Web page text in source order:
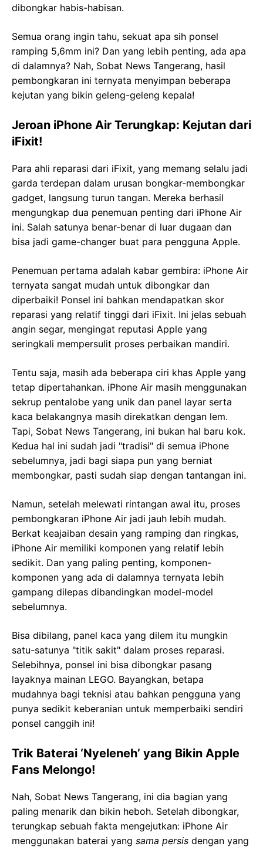
dibongkar habis-habisan.
Semua orang ingin tahu, sekuat apa sih ponsel
ramping 5,6mm ini? Dan yang lebih penting, ada apa
di dalamnya? Nah, Sobat News Tangerang, hasil
pembongkaran ini ternyata menyimpan beberapa
kejutan yang bikin geleng-geleng kepala!
Jeroan iPhone Air Terungkap: Kejutan dari
iFixit!
Para ahli reparasi dari iFixit, yang memang selalu jadi
garda terdepan dalam urusan bongkar-membongkar
gadget, langsung turun tangan. Mereka berhasil
mengungkap dua penemuan penting dari iPhone Air
ini. Salah satunya benar-benar di luar dugaan dan
bisa jadi game-changer buat para pengguna Apple.
Penemuan pertama adalah kabar gembira: iPhone Air
ternyata sangat mudah untuk dibongkar dan
diperbaiki! Ponsel ini bahkan mendapatkan skor
reparasi yang relatif tinggi dari iFixit. Ini jelas sebuah
angin segar, mengingat reputasi Apple yang
seringkali mempersulit proses perbaikan mandiri.
Tentu saja, masih ada beberapa ciri khas Apple yang
tetap dipertahankan. iPhone Air masih menggunakan
sekrup pentalobe yang unik dan panel layar serta
kaca belakangnya masih direkatkan dengan lem.
Tapi, Sobat News Tangerang, ini bukan hal baru kok.
Kedua hal ini sudah jadi "tradisi" di semua iPhone
sebelumnya, jadi bagi siapa pun yang berniat
membongkar, pasti sudah siap dengan tantangan ini.
Namun, setelah melewati rintangan awal itu, proses
pembongkaran iPhone Air jadi jauh lebih mudah.
Berkat keajaiban desain yang ramping dan ringkas,
iPhone Air memiliki komponen yang relatif lebih
sedikit. Dan yang paling penting, komponen-
komponen yang ada di dalamnya ternyata lebih
gampang dilepas dibandingkan model-model
sebelumnya.
Bisa dibilang, panel kaca yang dilem itu mungkin
satu-satunya "titik sakit" dalam proses reparasi.
Selebihnya, ponsel ini bisa dibongkar pasang
layaknya mainan LEGO. Bayangkan, betapa
mudahnya bagi teknisi atau bahkan pengguna yang
punya sedikit keberanian untuk memperbaiki sendiri
ponsel canggih ini!
Trik Baterai ‘Nyeleneh’ yang Bikin Apple
Fans Melongo!
Nah, Sobat News Tangerang, ini dia bagian yang
paling menarik dan bikin heboh. Setelah dibongkar,
terungkap sebuah fakta mengejutkan: iPhone Air
menggunakan baterai yang sama persis dengan yang